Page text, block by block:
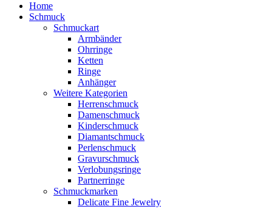
Home
Schmuck
Schmuckart
Armbänder
Ohrringe
Ketten
Ringe
Anhänger
Weitere Kategorien
Herrenschmuck
Damenschmuck
Kinderschmuck
Diamantschmuck
Perlenschmuck
Gravurschmuck
Verlobungsringe
Partnerringe
Schmuckmarken
Delicate Fine Jewelry